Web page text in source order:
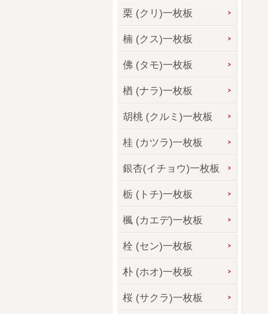
栗 (クリ)一枚板
楠 (クス)一枚板
佛 (タモ)一枚板
楢 (ナラ)一枚板
胡桃 (クルミ)一枚板
桂 (カツラ)一枚板
銀杏(イチョウ)一枚板
栃 (トチ)一枚板
楓 (カエデ)一枚板
栓 (セン)一枚板
朴 (ホオ)一枚板
桜 (サクラ)一枚板